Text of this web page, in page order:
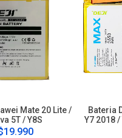
Mate 20 Lite /
5T / Y8S
Bateria
Y7 2018